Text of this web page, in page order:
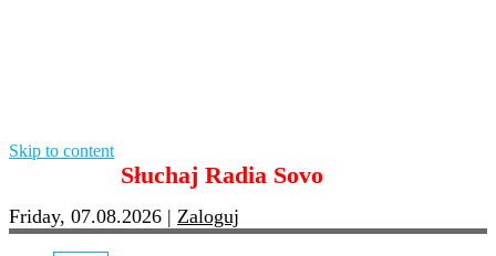
Skip to content
Słuchaj Radia Sovo
Friday, 07.08.2026 | Zaloguj